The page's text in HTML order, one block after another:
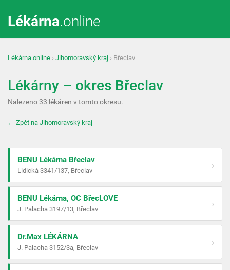
Lékárna.online
Lékárna.online › Jihomoravský kraj › Břeclav
Lékárny – okres Břeclav
Nalezeno 33 lékáren v tomto okresu.
← Zpět na Jihomoravský kraj
BENU Lékárna Břeclav
Lidická 3341/137, Břeclav
›
BENU Lékárna, OC BřecLOVE
J. Palacha 3197/13, Břeclav
›
Dr.Max LÉKÁRNA
J. Palacha 3152/3a, Břeclav
›